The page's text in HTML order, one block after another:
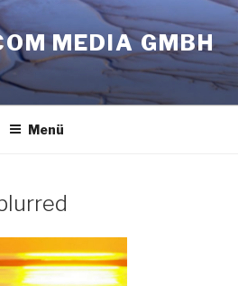
MEDIA GMBH
Menü